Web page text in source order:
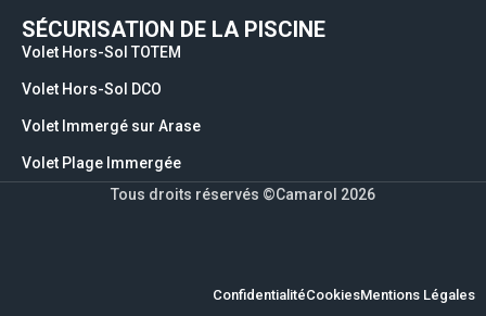
SÉCURISATION DE LA PISCINE
Volet Hors-Sol TOTEM
Volet Hors-Sol DCO
Volet Immergé sur Arase
Volet Plage Immergée
Tous droits réservés ©Camarol 2026
Mentions Légales
Cookies
Confidentialité